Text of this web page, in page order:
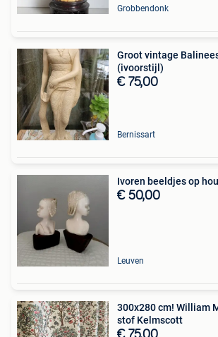
Grobbendonk
Groot vintage
(ivoorstijl)
€ 75,00
Bernissart
Ivoren beeldjes op
€ 50,00
Leuven
300x280 cm! William
stof Kelmscott